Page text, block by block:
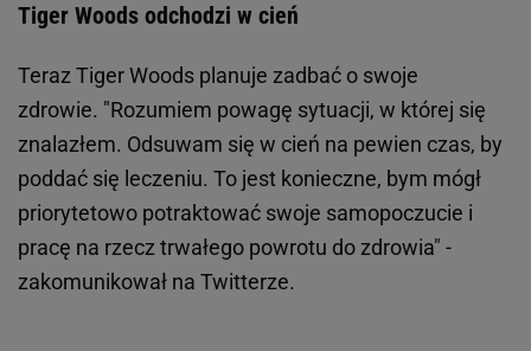
Tiger Woods odchodzi w cień
Teraz Tiger Woods planuje zadbać o swoje
zdrowie. "Rozumiem powagę sytuacji, w której się
znalazłem. Odsuwam się w cień na pewien czas, by
poddać się leczeniu. To jest konieczne, bym mógł
priorytetowo potraktować swoje samopoczucie i
pracę na rzecz trwałego powrotu do zdrowia" -
zakomunikował na Twitterze.